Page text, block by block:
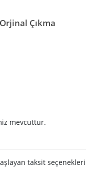
Çıkma
mevcuttur.
taksit seçenekleri